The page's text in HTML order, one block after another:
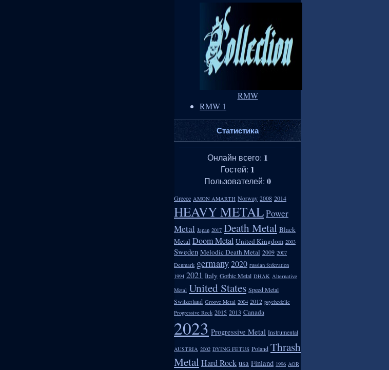
RMW
RMW 1
Статистика
Онлайн всего: 1
Гостей: 1
Пользователей: 0
Greece AMON AMARTH Norway 2008 2014
HEAVY METALPower
Metal Japan 2017 Death Metal Black
Metal Doom Metal United Kingdom 2003
Sweden Melodic Death Metal 2009 2007
Denmark germany2020 russian federation
1994 2021 Italy Gothic Metal DHAK Alternative
Metal United States Speed Metal
Switzerland Groove Metal 2004 2012 psychedelic
Progressive Rock 2015 2013 Canada
2023 Progressive Metal Instrumental
AUSTRIA 2002 DYING FETUS Poland Thrash
MetalHard Rock usa Finland 1996 AOR